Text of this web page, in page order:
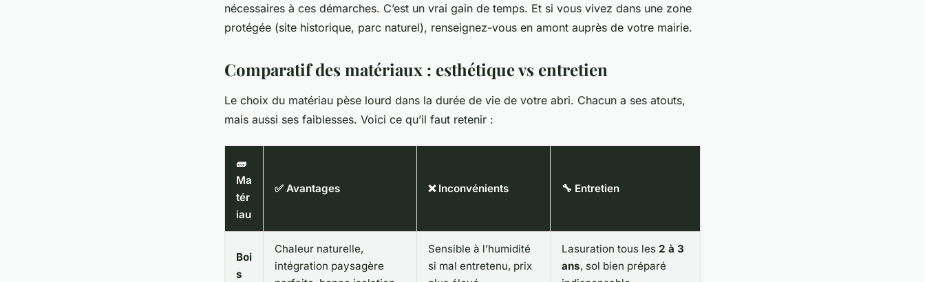
nécessaires à ces démarches. C’est un vrai gain de temps. Et si vous vivez dans une zone
protégée (site historique, parc naturel), renseignez-vous en amont auprès de votre mairie.
Comparatif des matériaux : esthétique vs entretien
Le choix du matériau pèse lourd dans la durée de vie de votre abri. Chacun a ses atouts,
mais aussi ses faiblesses. Voici ce qu’il faut retenir :
🧱
Ma
tér
iau
✅ Avantages ❌ Inconvénients 🔧 Entretien
Boi
s
Chaleur naturelle,
intégration paysagère
Sensible à l’humidité
si mal entretenu, prix
Lasuration tous les 2 à 3
ans, sol bien préparé